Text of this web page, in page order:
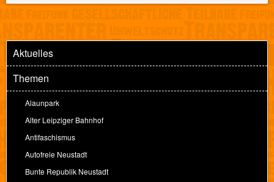
Aktuelles
Themen
Alaunpark
Alter Leipziger Bahnhof
Antifaschismus
Autofreie Neustadt
Bunte Republik Neustadt